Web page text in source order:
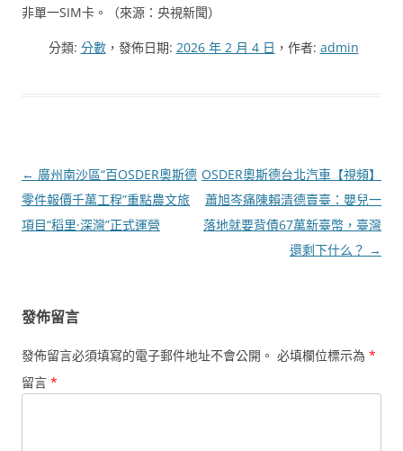
非單一SIM卡。（來源：央視新聞）
分類: 分數，發佈日期: 2026 年 2 月 4 日 ，作者: admin
文
章
導
← 廣州南沙區“百OSDER奧斯德
零件報價千萬工程”重點農文旅
項目“稻里·深灣”正式運營
OSDER奧斯德台北汽車【視頻】
蕭旭岑痛陳賴清德賣臺：嬰兒一
落地就要背債67萬新臺幣，臺灣
還剩下什么？ →
發佈留言
發佈留言必須填寫的電子郵件地址不會公開。 必填欄位標示為 *
留言 *